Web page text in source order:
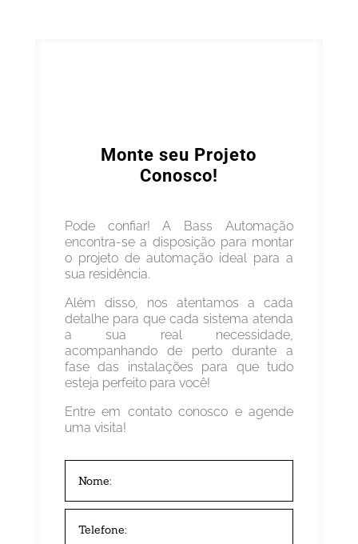
Monte seu Projeto
Conosco!
Pode confiar! A Bass Automação
encontra-se a disposição para montar
o projeto de automação ideal para a
sua residência.
Além disso, nos atentamos a cada
detalhe para que cada sistema atenda
a sua real necessidade,
acompanhando de perto durante a
fase das instalações para que tudo
esteja perfeito para você!
Entre em contato conosco e agende
uma visita!